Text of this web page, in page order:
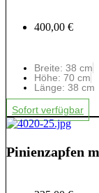
400,00 €
Breite: 38 cm
Höhe: 70 cm
Länge: 38 cm
Sofort verfügbar
Pinienzapfen